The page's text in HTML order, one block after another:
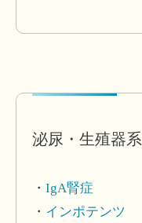
泌尿・生殖器系
IgA腎症
インポテンツ